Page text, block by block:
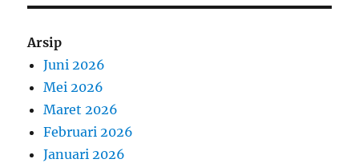
Arsip
Juni 2026
Mei 2026
Maret 2026
Februari 2026
Januari 2026